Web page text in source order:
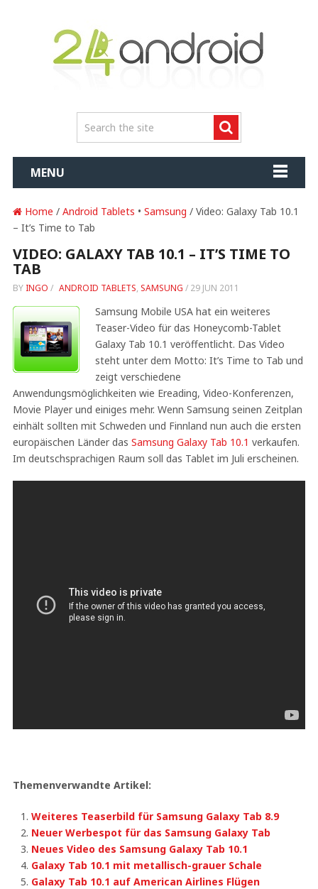
MENU
Home / Android Tablets • Samsung / Video: Galaxy Tab 10.1
– It’s Time to Tab
VIDEO: GALAXY TAB 10.1 – IT’S TIME TO
TAB
BY INGO / ANDROID TABLETS, SAMSUNG / 29 JUN 2011
Samsung Mobile USA hat ein weiteres
Teaser-Video für das Honeycomb-Tablet
Galaxy Tab 10.1 veröffentlicht. Das Video
steht unter dem Motto: It’s Time to Tab und
zeigt verschiedene
Anwendungsmöglichkeiten wie Ereading, Video-Konferenzen,
Movie Player und einiges mehr. Wenn Samsung seinen Zeitplan
einhält sollten mit Schweden und Finnland nun auch die ersten
europäischen Länder das Samsung Galaxy Tab 10.1 verkaufen.
Im deutschsprachigen Raum soll das Tablet im Juli erscheinen.
Themenverwandte Artikel:
Weiteres Teaserbild für Samsung Galaxy Tab 8.9
Neuer Werbespot für das Samsung Galaxy Tab
Neues Video des Samsung Galaxy Tab 10.1
Galaxy Tab 10.1 mit metallisch-grauer Schale
Galaxy Tab 10.1 auf American Airlines Flügen